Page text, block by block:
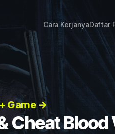
Cara KerjanyaDaftar
Game →
Cheat Blood